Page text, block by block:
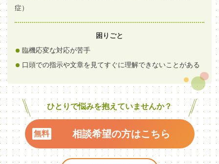
症）
困りごと
臨機応変な対応が苦手
口頭での指示や文章を見てすぐに理解できないことがある
ひとりで悩みを抱えていませんか？
相談希望の方はこちら